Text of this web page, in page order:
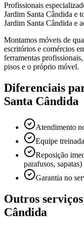
Profissionais
Jardim Santa Cândida e
Jardim Santa Cândida e
Montamos móveis de
escritórios e comércios
ferramentas
pisos e o próprio móvel.
Diferenciais
Santa Cândida
Atendimento
Equipe
Reposição
parafusos, sapatas)
Garantia no
Outros
Cândida